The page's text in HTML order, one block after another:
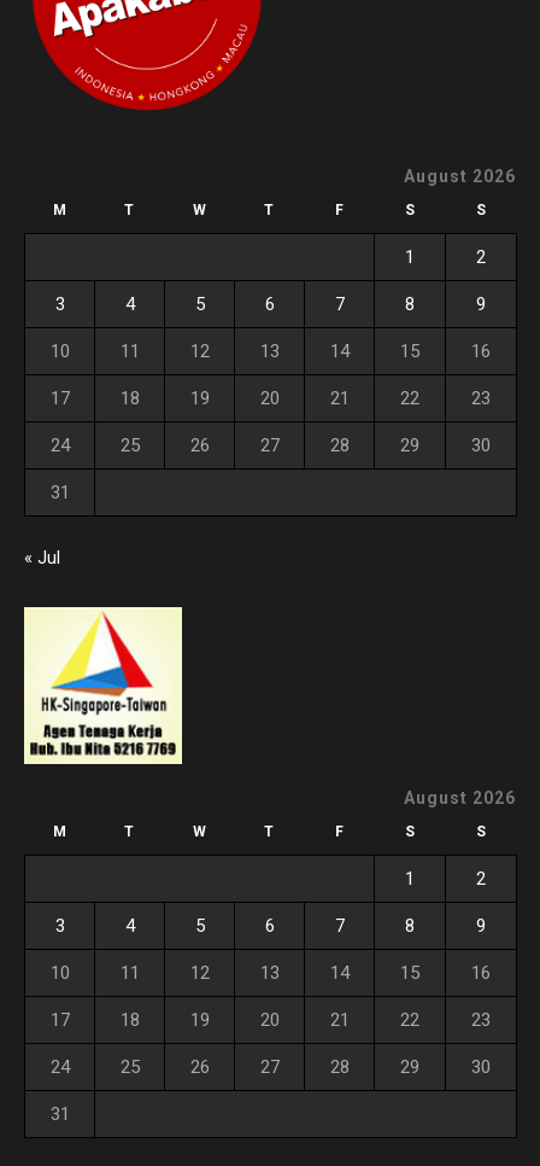
August 2026
M T W T F S S
1 2
3 4 5 6 7 8 9
10 11 12 13 14 15 16
17 18 19 20 21 22 23
24 25 26 27 28 29 30
31
« Jul
August 2026
M T W T F S S
1 2
3 4 5 6 7 8 9
10 11 12 13 14 15 16
17 18 19 20 21 22 23
24 25 26 27 28 29 30
31